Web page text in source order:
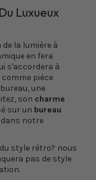
Luxueux
la lumière à
en fera
s'accordera à
pièce
une
son charme
sur un bureau
dans notre
style rétro? nous
pas de style